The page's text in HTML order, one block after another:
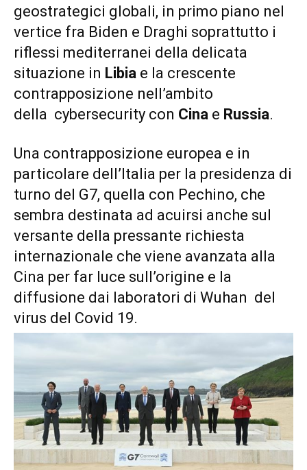
geostrategici globali, in primo piano nel
vertice fra Biden e Draghi soprattutto i
riflessi mediterranei della delicata
situazione in Libia e la crescente
contrapposizione nell’ambito
della cybersecurity con Cina e Russia.
Una contrapposizione europea e in
particolare dell’Italia per la presidenza di
turno del G7, quella con Pechino, che
sembra destinata ad acuirsi anche sul
versante della pressante richiesta
internazionale che viene avanzata alla
Cina per far luce sull’origine e la
diffusione dai laboratori di Wuhan del
virus del Covid 19.